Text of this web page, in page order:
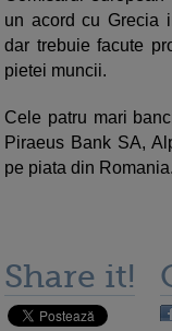
un acord cu Grecia
dar trebuie facute
pietei muncii.
Cele patru mari
Piraeus Bank SA,
pe piata din Romania.
Share it!